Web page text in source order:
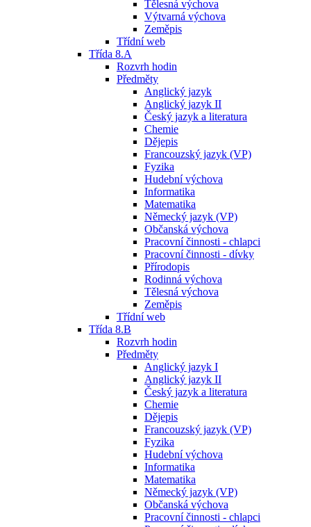
Tělesná výchova
Výtvarná výchova
Zeměpis
Třídní web
Třída 8.A
Rozvrh hodin
Předměty
Anglický jazyk
Anglický jazyk II
Český jazyk a literatura
Chemie
Dějepis
Francouzský jazyk (VP)
Fyzika
Hudební výchova
Informatika
Matematika
Německý jazyk (VP)
Občanská výchova
Pracovní činnosti - chlapci
Pracovní činnosti - dívky
Přírodopis
Rodinná výchova
Tělesná výchova
Zeměpis
Třídní web
Třída 8.B
Rozvrh hodin
Předměty
Anglický jazyk I
Anglický jazyk II
Český jazyk a literatura
Chemie
Dějepis
Francouzský jazyk (VP)
Fyzika
Hudební výchova
Informatika
Matematika
Německý jazyk (VP)
Občanská výchova
Pracovní činnosti - chlapci